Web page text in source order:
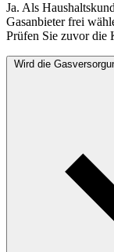
Ja. Als
Gasanbieter frei
Prüfen Sie zuvor die
Wird die